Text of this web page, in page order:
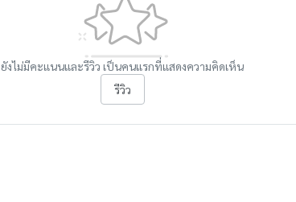
ยังไม่มีคะแนนและรีวิว เป็นคนแรกที่แสดงความคิดเห็น
รีวิว